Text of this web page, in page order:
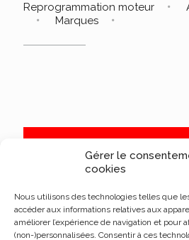
Gérer le
cookies
Nous utilisons des technologies telles que
accéder aux informations relatives aux
améliorer l’expérience de navigation et pour
(non-)personnalisées. Consentir à ces
Reprogrammation moteur
Marques